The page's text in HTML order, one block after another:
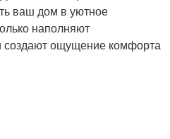
ваш дом в уютное
наполняют
создают ощущение комфорта